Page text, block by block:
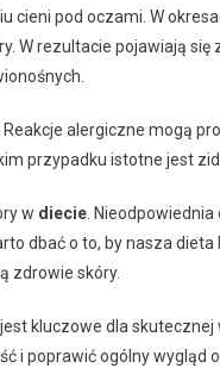
cieni pod oczami. W
W rezultacie pojawiają
alergiczne mogą
przypadku istotne jest
w diecie .
dbać o to, by nasza
zdrowie skóry.
kluczowe dla
i poprawić ogólny wygląd